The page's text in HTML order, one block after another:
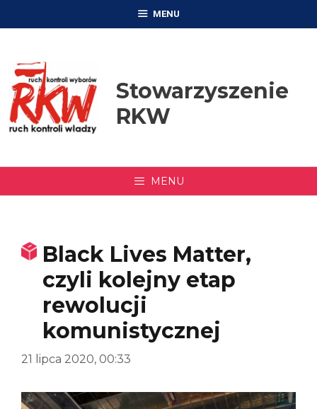
MENU
Stowarzyszenie
RKW
MENU
Black Lives Matter,
czyli kolejny etap
rewolucji
komunistycznej
21 lipca 2020, 00:33